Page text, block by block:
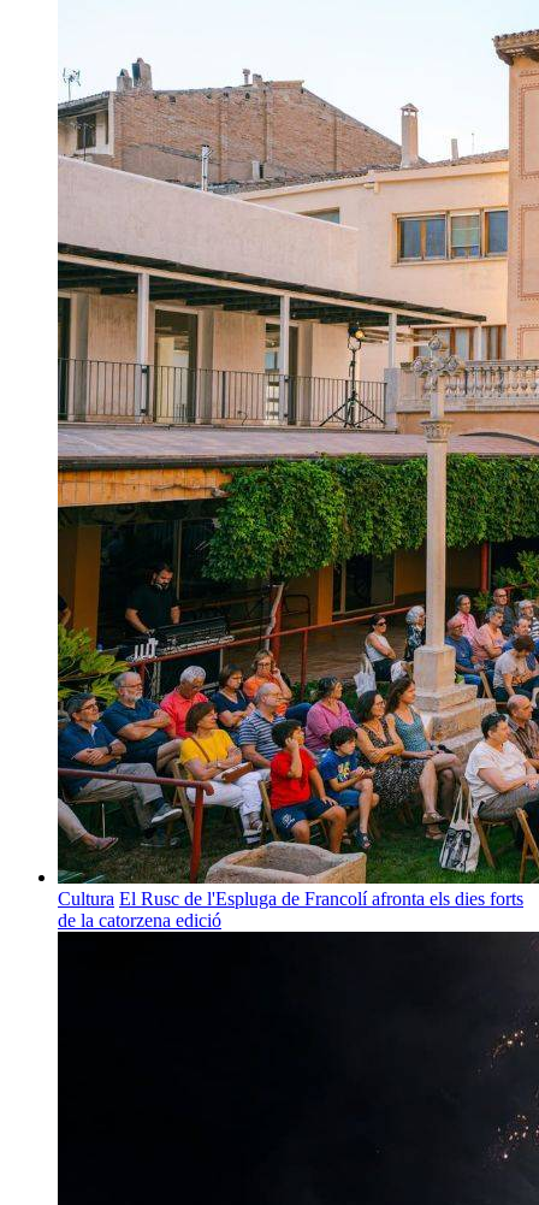
Cultura El Rusc de l'Espluga de Francolí afronta els dies forts
de la catorzena edició